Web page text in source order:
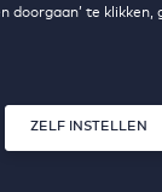
doorgaan’ te
ZELF INSTELLEN